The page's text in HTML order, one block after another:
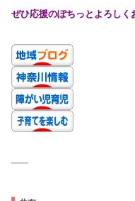
ぜひ応援のぽちっとよろしく
—–